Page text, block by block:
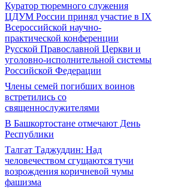
Куратор тюремного служения
ЦДУМ России принял участие в IX
Всероссийской научно-
практической конференции
Русской Православной Церкви и
уголовно-исполнительной системы
Российской Федерации
Члены семей погибших воинов
встретились со
священнослужителями
В Башкортостане отмечают День
Республики
Талгат Таджуддин: Над
человечеством сгущаются тучи
возрождения коричневой чумы
фашизма